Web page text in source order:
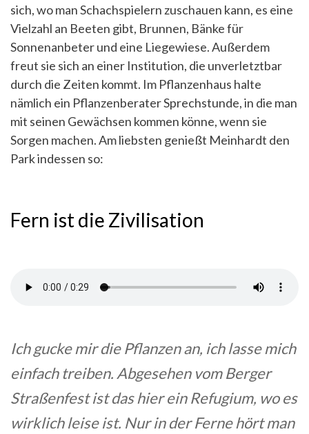
sich, wo man Schachspielern zuschauen kann, es eine
Vielzahl an Beeten gibt, Brunnen, Bänke für
Sonnenanbeter und eine Liegewiese. Außerdem
freut sie sich an einer Institution, die unverletztbar
durch die Zeiten kommt. Im Pflanzenhaus halte
nämlich ein Pflanzenberater Sprechstunde, in die man
mit seinen Gewächsen kommen könne, wenn sie
Sorgen machen. Am liebsten genießt Meinhardt den
Park indessen so:
Fern ist die Zivilisation
Ich gucke mir die Pflanzen an, ich lasse mich
einfach treiben. Abgesehen vom Berger
Straßenfest ist das hier ein Refugium, wo es
wirklich leise ist. Nur in der Ferne hört man